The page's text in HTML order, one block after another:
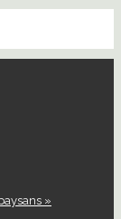
»